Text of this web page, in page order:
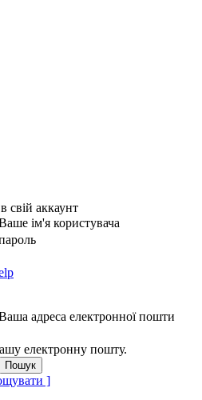
свій аккаунт
ім'я користувача
адреса електронної пошти
електронну пошту.
]